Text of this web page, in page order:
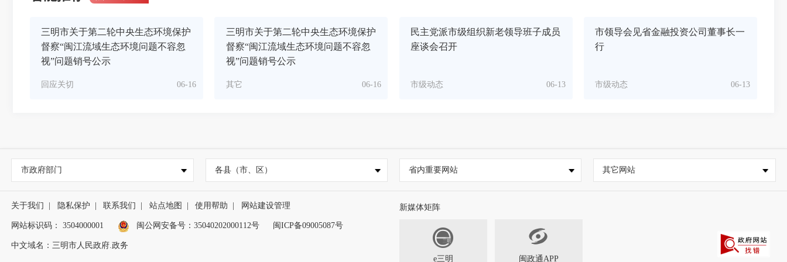
三明市关于第二轮中央生态环境保护
督察“闽江流域生态环境问题不容忽
视”问题销号公示
06-16
回应关切
三明市关于第二轮中央生态环境保护
督察“闽江流域生态环境问题不容忽
视”问题销号公示
06-16
其它
民主党派市级组织新老领导班子成员
座谈会召开
06-13
市级动态
市领导会见省金融投资公司董事长一
行
06-13
市级动态
市政府部门 各县（市、区） 省内重要网站 其它网站
关于我们 隐私保护 联系我们 站点地图 使用帮助 网站建设管理
网站标识码： 3504000001 闽公网安备号： 35040202000112号 闽ICP备09005087号
中文域名：三明市人民政府.政务
新媒体矩阵
e三明 闽政通APP